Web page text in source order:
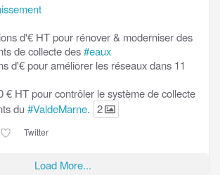
d'€ HT pour rénover & moderniser des
de collecte des#eaux
d'€ pour améliorer les réseaux dans 11
€ HT pour contrôler le système de collecte
du#ValdeMarne. 2
Twitter
Load More...